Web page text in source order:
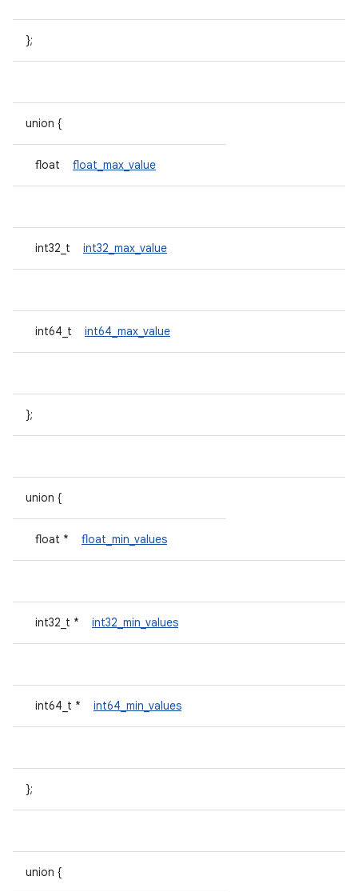
};
union {
float float_max_value
int32_t int32_max_value
int64_t int64_max_value
};
union {
float * float_min_values
int32_t * int32_min_values
int64_t * int64_min_values
};
union {